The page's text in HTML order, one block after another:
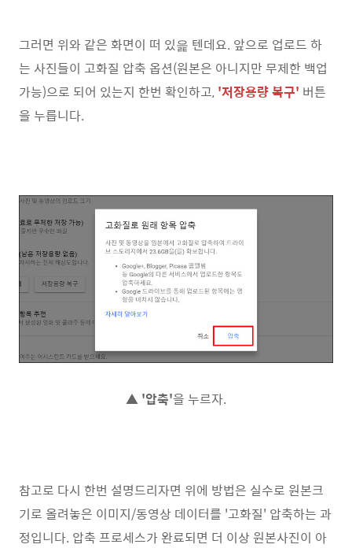
그러면 위와 같은 화면이 떠 있읉 텐데요. 앞으로 업로드 하
는 사진들이 고화질 압축 옵션(원본은 아니지만 무제한 백업
가능)으로 되어 있는지 한번 확인하고, '저장용량 복구' 버튼
을 누릅니다.
▲ '압축'을 누르자.
참고로 다시 한번 설명드리자면 위에 방법은 실수로 원본크
기로 올려놓은 이미지/동영상 데이터를 '고화질' 압축하는 과
정입니다. 압축 프로세스가 완료되면 더 이상 원본사진이 아